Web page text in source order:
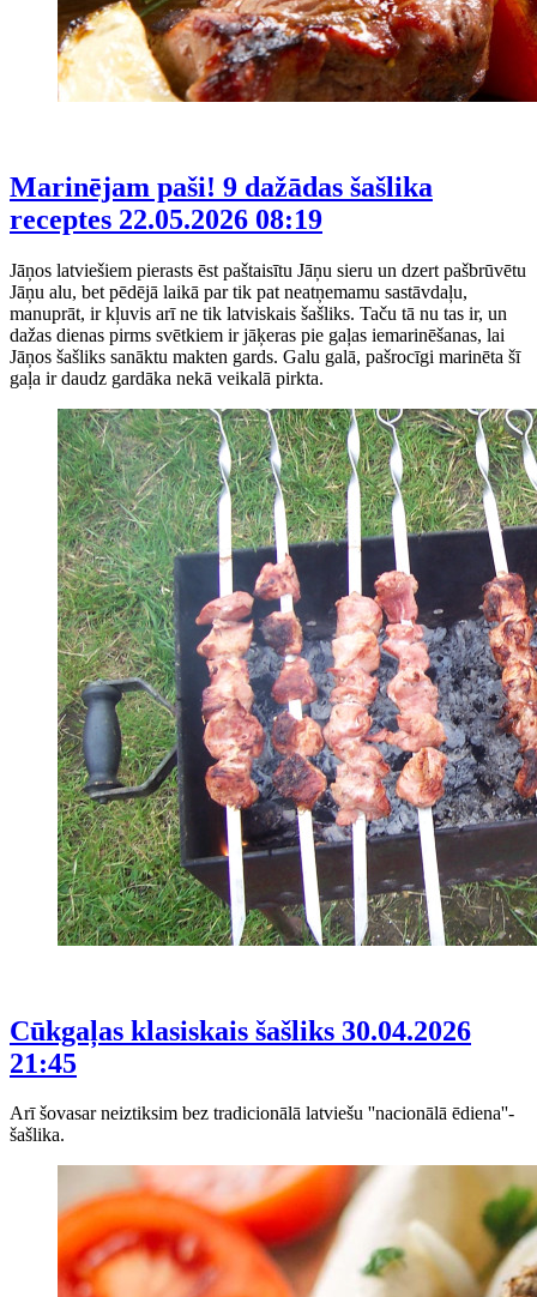
Marinējam paši! 9 dažādas šašlika
receptes 22.05.2026 08:19
Jāņos latviešiem pierasts ēst paštaisītu Jāņu sieru un dzert pašbrūvētu
Jāņu alu, bet pēdējā laikā par tik pat neatņemamu sastāvdaļu,
manuprāt, ir kļuvis arī ne tik latviskais šašliks. Taču tā nu tas ir, un
dažas dienas pirms svētkiem ir jāķeras pie gaļas iemarinēšanas, lai
Jāņos šašliks sanāktu makten gards. Galu galā, pašrocīgi marinēta šī
gaļa ir daudz gardāka nekā veikalā pirkta.
Cūkgaļas klasiskais šašliks 30.04.2026
21:45
Arī šovasar neiztiksim bez tradicionālā latviešu ''nacionālā ēdiena''-
šašlika.